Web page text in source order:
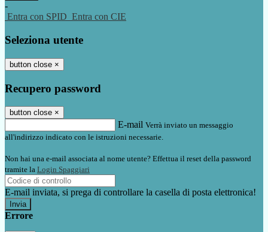
-
Entra con SPID Entra con CIE
Seleziona utente
button close ×
Recupero password
button close ×
E-mail Verrà inviato un messaggio
all'indirizzo indicato con le istruzioni necessarie.
Non hai una e-mail associata al nome utente? Effettua il reset della password
tramite la Login Spaggiari
E-mail inviata, si prega di controllare la casella di posta elettronica!
Errore